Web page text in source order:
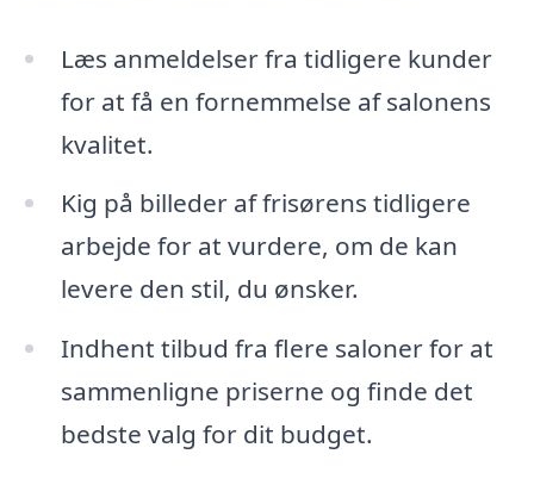
Læs anmeldelser fra tidligere kunder
for at få en fornemmelse af salonens
kvalitet.
Kig på billeder af frisørens tidligere
arbejde for at vurdere, om de kan
levere den stil, du ønsker.
Indhent tilbud fra flere saloner for at
sammenligne priserne og finde det
bedste valg for dit budget.